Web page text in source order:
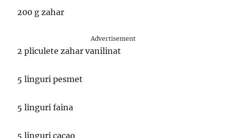
200 g zahar
Advertisement
2 pliculete zahar vanilinat
5 linguri pesmet
5 linguri faina
5 linguri cacao